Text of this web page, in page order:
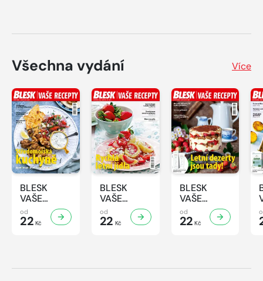
Všechna vydání Více
BLESK
VAŠE
RECEPTY -
8/2026
od
22 Kč
BLESK
VAŠE
RECEPTY -
7/2026
od
22 Kč
BLESK
VAŠE
RECEPTY -
6/2026
od
22 Kč